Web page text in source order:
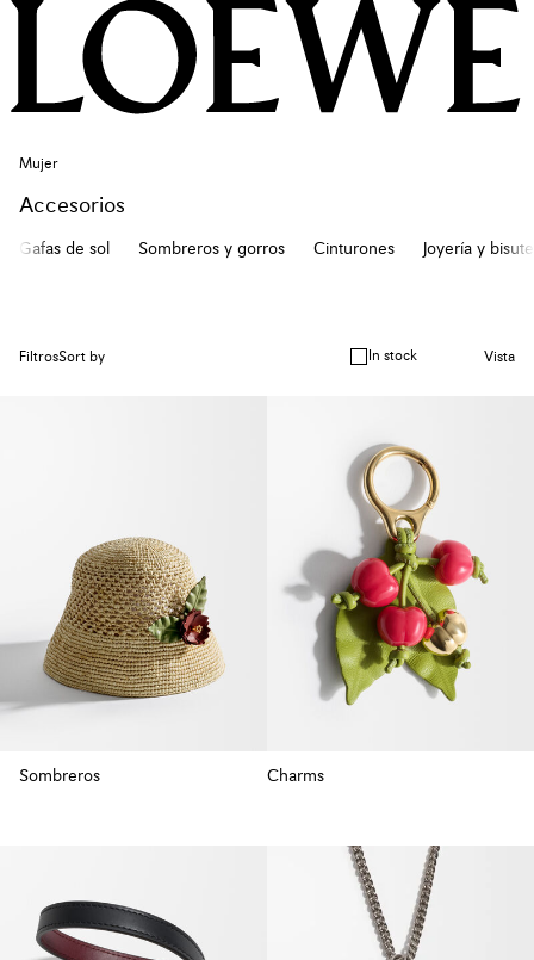
Mujer
Accesorios
Gafas de sol Sombreros y gorros Cinturones Joyería y
FiltrosSort by In stock Vista
Sombreros Charms